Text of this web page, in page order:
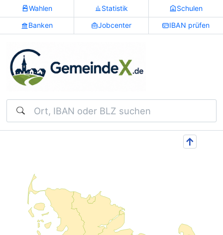
Wahlen Statistik Schulen
Banken Jobcenter IBAN prüfen
Suchen
↑